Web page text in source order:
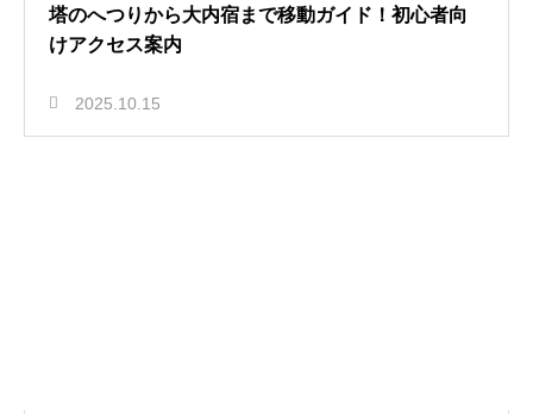
塔のへつりから大内宿まで移動ガイド！初心者向
けアクセス案内
2025.10.15